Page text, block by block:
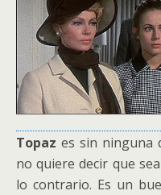
Topaz es sin ninguna
no quiere decir que
lo contrario. Es un